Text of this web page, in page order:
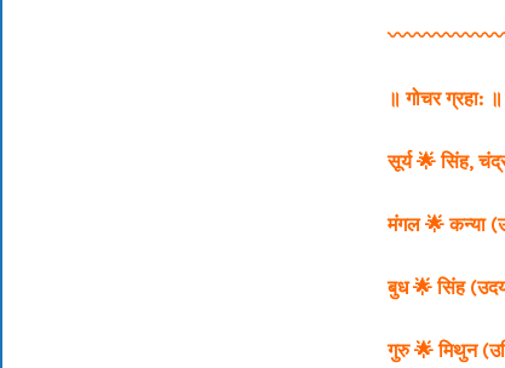
〰️〰️〰️〰️〰️
॥ गोचर ग्रहा: ॥
सूर्य 🌟 सिंह,
मंगल 🌟 कन्या
बुध 🌟 सिंह (उदय,
गुरु 🌟 मिथुन